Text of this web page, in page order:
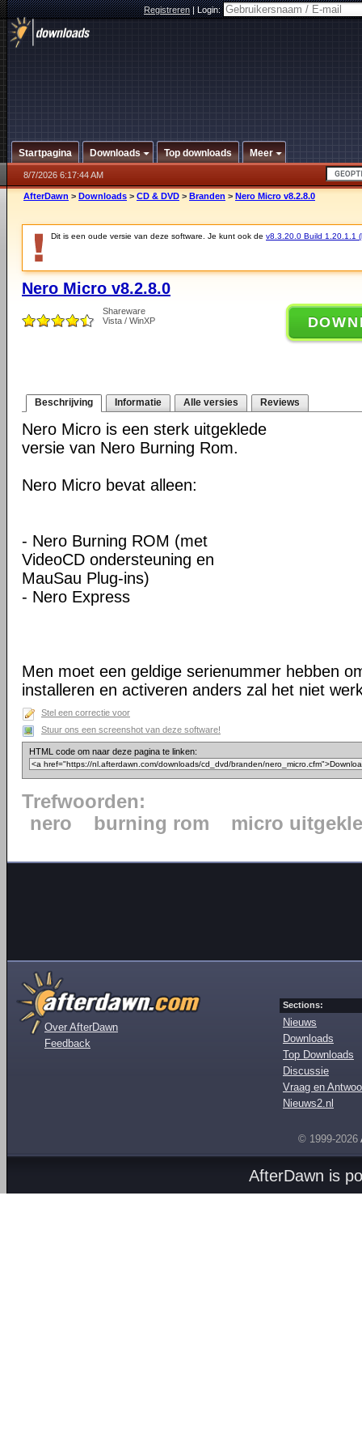
Registreren|Login:
Startpagina Downloads Top downloads Meer
8/7/2026 6:17:44 AM
AfterDawn > Downloads > CD & DVD > Branden > Nero Micro v8.2.8.0
Dit is een oude versie van deze software. Je kunt ook de v8.3.20.0 Build 1.20.1.1
Nero Micro v8.2.8.0
Shareware
Vista / WinXP
Beschrijving Informatie Alle versies Reviews
Nero Micro is een sterk uitgeklede
versie van Nero Burning Rom.
Nero Micro bevat alleen:
- Nero Burning ROM (met
VideoCD ondersteuning en
MauSau Plug-ins)
- Nero Express
Men moet een geldige serienummer hebben
installeren en activeren anders zal het niet
Stel een correctie voor
Stuur ons een screenshot van deze software!
HTML code om naar deze pagina te linken:
Trefwoorden:
nero
burning rom micro
Over AfterDawn
Feedback
Sections:
Nieuws
Downloads
Top Downloads
Discussie
Vraag en
Nieuws2.nl
© 1999-2026
AfterDawn is